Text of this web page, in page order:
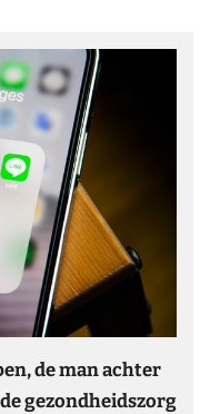
de man achter
gezondheidszorg